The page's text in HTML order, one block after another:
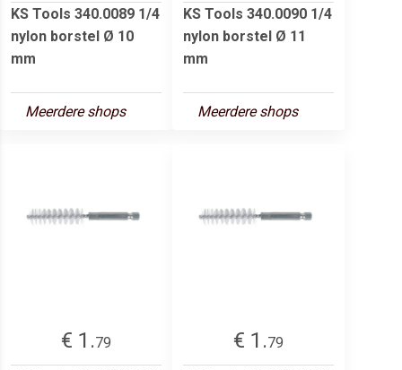
KS Tools 340.0089 1/4
nylon borstel Ø 10
mm
Meerdere shops
KS Tools 340.0090 1/4
nylon borstel Ø 11
mm
Meerdere shops
€ 1.79
€ 1.79